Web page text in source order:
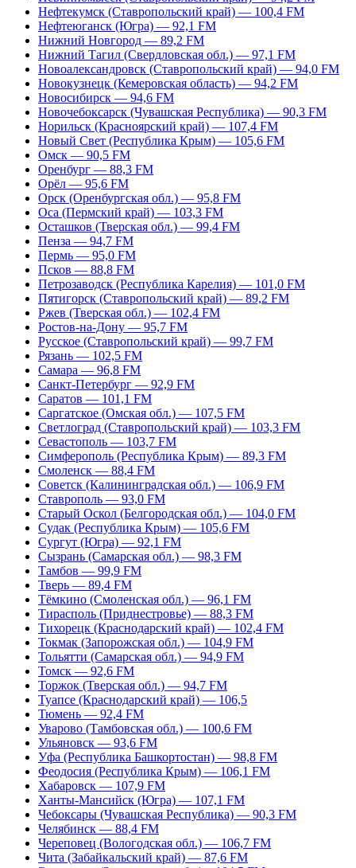
Нефтекумск (Ставропольский край) — 100,4 FM
Нефтеюганск (Югра) — 92,1 FM
Нижний Новгород — 89,2 FM
Нижний Тагил (Свердловская обл.) — 97,1 FM
Новоалександровск (Ставропольский край) — 94,0 FM
Новокузнецк (Кемеровская область) — 94,2 FM
Новосибирск — 94,6 FM
Новочебоксарск (Чувашская Республика) — 90,3 FM
Норильск (Красноярский край) — 107,4 FM
Новый Свет (Республика Крым) — 105,6 FM
Омск — 90,5 FM
Оренбург — 88,3 FM
Орёл — 95,6 FM
Орск (Оренбургская обл.) — 95,8 FM
Оса (Пермский край) — 103,3 FM
Осташков (Тверская обл.) — 99,4 FM
Пенза — 94,7 FM
Пермь — 95,0 FM
Псков — 88,8 FM
Петрозаводск (Республика Карелия) — 101,0 FM
Пятигорск (Ставропольский край) — 89,2 FM
Ржев (Тверская обл.) — 102,4 FM
Ростов-на-Дону — 95,7 FM
Русское (Ставропольский край) — 99,7 FM
Рязань — 102,5 FM
Самара — 96,8 FM
Санкт-Петербург — 92,9 FM
Саратов — 101,1 FM
Саргатское (Омская обл.) — 107,5 FM
Светлоград (Ставропольский край) — 103,3 FM
Севастополь — 103,7 FM
Симферополь (Республика Крым) — 89,3 FM
Смоленск — 88,4 FM
Советск (Калининградская обл.) — 106,9 FM
Ставрополь — 93,0 FM
Старый Оскол (Белгородская обл.) — 104,0 FM
Судак (Республика Крым) — 105,6 FM
Сургут (Югра) — 92,1 FM
Сызрань (Самарская обл.) — 98,3 FM
Тамбов — 99,9 FM
Тверь — 89,4 FM
Тёмкино (Смоленская обл.) — 96,1 FM
Тирасполь (Приднестровье) — 88,3 FM
Тихорецк (Краснодарский край) — 102,4 FM
Токмак (Запорожская обл.) — 104,9 FM
Тольятти (Самарская обл.) — 94,9 FM
Томск — 92,6 FM
Торжок (Тверская обл.) — 94,7 FM
Туапсе (Краснодарский край) — 106,5
Тюмень — 92,4 FM
Уварово (Тамбовская обл.) — 100,6 FM
Ульяновск — 93,6 FM
Уфа (Республика Башкортостан) — 98,8 FM
Феодосия (Республика Крым) — 106,1 FM
Хабаровск — 107,9 FM
Ханты-Мансийск (Югра) — 107,1 FM
Чебоксары (Чувашская Республика) — 90,3 FM
Челябинск — 88,4 FM
Череповец (Вологодская обл.) — 106,7 FM
Чита (Забайкальский край) — 87,6 FM